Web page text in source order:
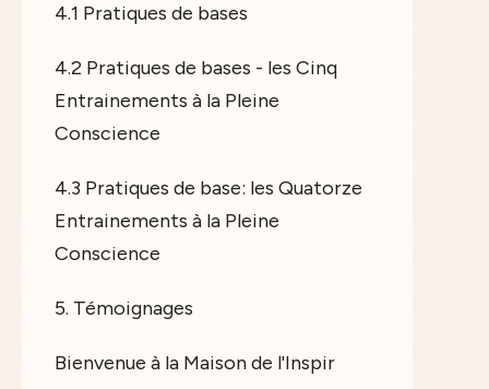
4.1 Pratiques de bases
4.2 Pratiques de bases - les Cinq
Entrainements à la Pleine
Conscience
4.3 Pratiques de base: les Quatorze
Entrainements à la Pleine
Conscience
5. Témoignages
Bienvenue à la Maison de l'Inspir